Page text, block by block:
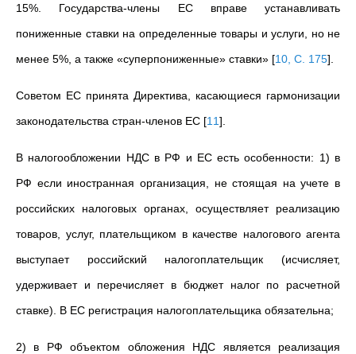
15%. Государства-члены ЕС вправе устанавливать
пониженные ставки на определенные товары и услуги, но не
менее 5%, а также «суперпониженные» ставки» [10, С. 175]
Советом ЕС принята Директива, касающиеся гармонизации
законодательства стран-членов ЕС [11]
В налогообложении НДС в РФ и ЕС есть особенности: 1) в
РФ если иностранная организация, не стоящая на учете в
российских налоговых органах, осуществляет реализацию
товаров, услуг, плательщиком в качестве налогового агента
выступает российский налогоплательщик (исчисляет,
удерживает и перечисляет в бюджет налог по расчетной
ставке). В ЕС регистрация налогоплательщика обязательна;
2) в РФ объектом обложения НДС является реализация